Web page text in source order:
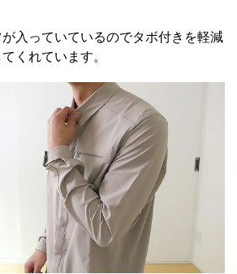
入っていているのでタボ付きを軽減
くれています。